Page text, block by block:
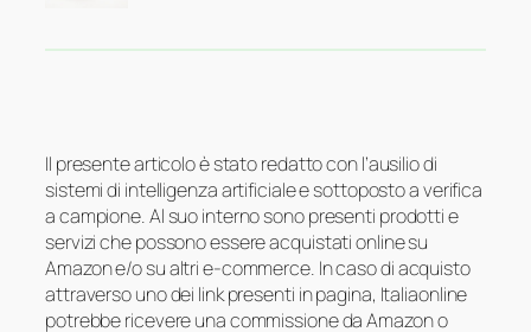
Il presente articolo è stato redatto con l’ausilio di
sistemi di intelligenza artificiale e sottoposto a verifica
a campione. Al suo interno sono presenti prodotti e
servizi che possono essere acquistati online su
Amazon e/o su altri e-commerce. In caso di acquisto
attraverso uno dei link presenti in pagina, Italiaonline
potrebbe ricevere una commissione da Amazon o